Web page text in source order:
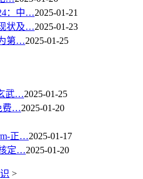
：中…2025-01-21
状及…2025-01-23
第…2025-01-25
武…2025-01-25
费…2025-01-20
正…2025-01-17
定…2025-01-20
>